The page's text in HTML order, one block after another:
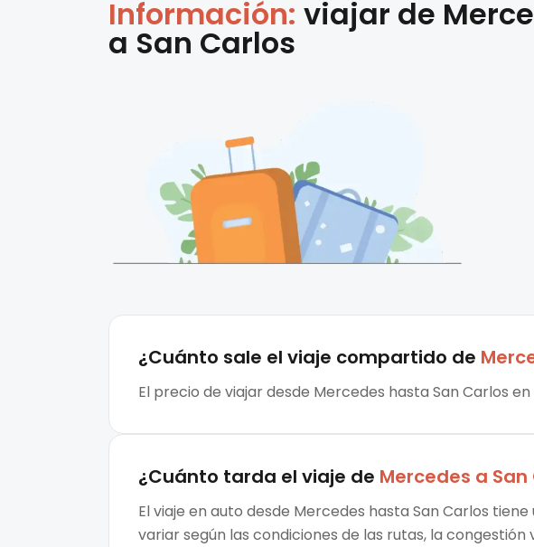
Información: viajar de
a San Carlos
¿Cuánto sale el viaje compartido de
El precio de viajar desde Mercedes hasta San Carlos
¿Cuánto tarda el viaje de Mercedes a San
El viaje en auto desde Mercedes hasta San Carlos
variar según las condiciones de las rutas, la